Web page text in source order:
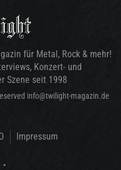
für Metal, Rock & mehr!
Konzert- und
Szene seit 1998
info@twilight-magazin.de
Impressum